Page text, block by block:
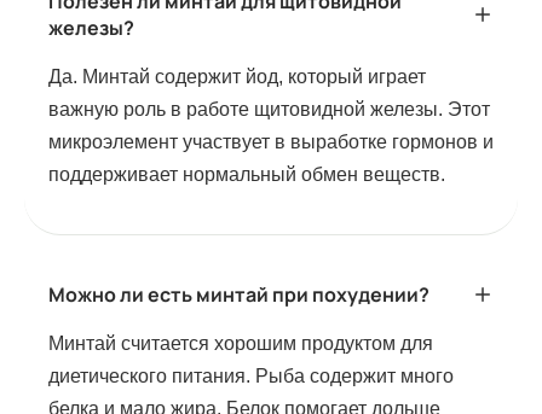
железы?
Да. Минтай содержит йод, который играет
важную роль в работе щитовидной железы. Этот
микроэлемент участвует в выработке гормонов и
поддерживает нормальный обмен веществ.
Можно ли есть минтай при похудении?
Минтай считается хорошим продуктом для
диетического питания. Рыба содержит много
белка и мало жира. Белок помогает дольше